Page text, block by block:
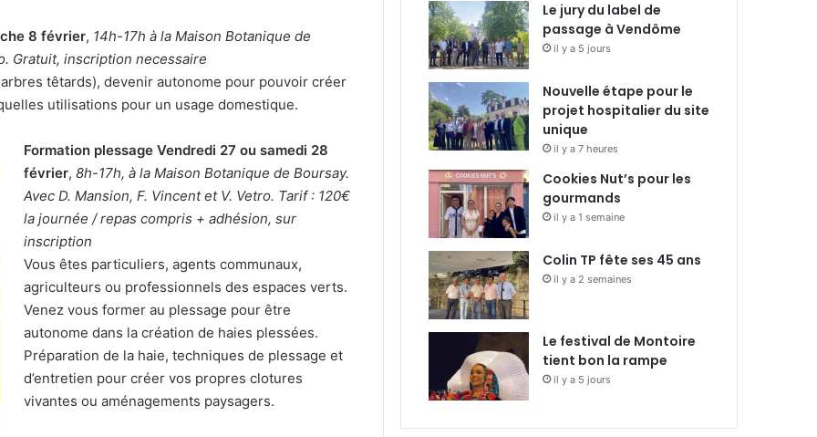
8 février, 14h-17h à la Maison Botanique de
Gratuit, inscription necessaire
têtards), devenir autonome pour pouvoir créer
utilisations pour un usage domestique.
Formation plessage Vendredi 27 ou samedi 28
février,8h-17h, à la Maison Botanique de Boursay.
Avec D. Mansion, F. Vincent et V. Vetro. Tarif : 120€
la journée / repas compris + adhésion, sur
inscription
Vous êtes particuliers, agents communaux,
agriculteurs ou professionnels des espaces verts.
Venez vous former au plessage pour être
autonome dans la création de haies plessées.
Préparation de la haie, techniques de plessage et
d’entretien pour créer vos propres clotures
vivantes ou aménagements paysagers.
Le jury du label de
passage à Vendôme
il y a 5 jours
Nouvelle étape pour le
projet hospitalier du site
unique
il y a 7 heures
Cookies Nut’s pour les
gourmands
il y a 1 semaine
Colin TP fête ses 45 ans
il y a 2 semaines
Le festival de Montoire
tient bon la rampe
il y a 5 jours